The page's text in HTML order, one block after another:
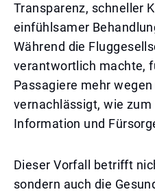
Transparenz, schneller
einfühlsamer
Während die
verantwortlich machte,
Passagiere mehr
vernachlässigt, wie
Information und
Dieser Vorfall betrifft
sondern auch die